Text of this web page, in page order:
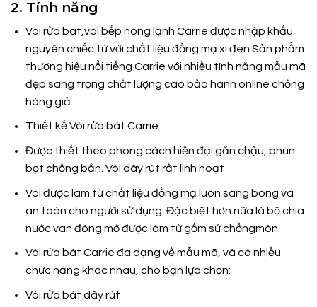
2. Tính năng
Vòi rửa bát,vòi bếp nóng lạnh Carrie được nhập khẩu
nguyên chiếc từ với chất liệu đồng mạ xi đen Sản phẩm
thương hiệu nổi tiếng Carrie với nhiều tính năng mẫu mã
đẹp sang trọng chất lượng cao bảo hành online chống
hàng giả.
Thiết kế Vòi rửa bát Carrie
Được thiết theo phong cách hiện đại gắn chậu, phun
bọt chống bắn. Vòi dây rút rất linh hoạt
Vòi được làm từ chất liệu đồng mạ luôn sáng bóng và
an toàn cho người sử dụng. Đặc biệt hơn nữa là bộ chia
nước van đóng mở được làm từ gốm sứ chốngmòn.
Vòi rửa bát Carrie đa dạng về mẫu mã, và có nhiều
chức năng khác nhau, cho bạn lựa chọn:
Vòi rửa bát dây rút